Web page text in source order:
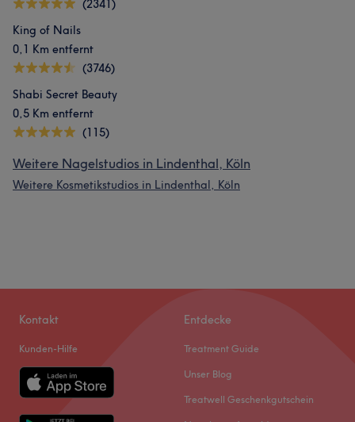
(2341)
King of Nails
0,1 Km entfernt
(3746)
Shabi Secret Beauty
0,5 Km entfernt
(115)
Weitere Nagelstudios in Lindenthal, Köln
Weitere Kosmetikstudios in Lindenthal, Köln
Kontakt
Kunden-Hilfe
Entdecke
Treatment Guide
Unser Blog
Treatwell Geschenkgutschein